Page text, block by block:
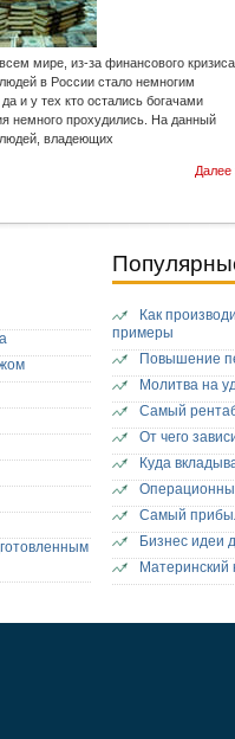
мире, из-за финансового кризиса
в России стало немногим
и у тех кто остались богачами
немного прохудились. На данный
владеющих
Далее
Как
примеры
Повышение
Молитва на
Самый
От чего
Куда
Самый
Бизнес идеи
Материнский